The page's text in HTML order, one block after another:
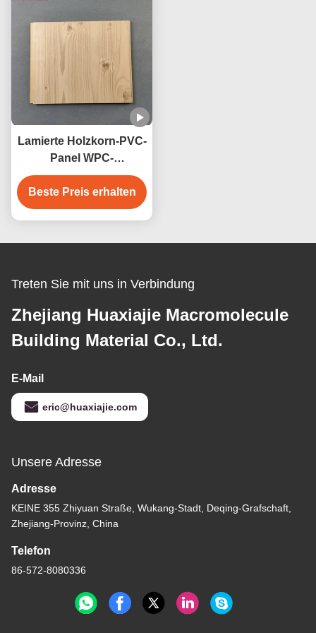
Lamierte Holzkorn-PVC-
Panel WPC-
Wandplatten
Innenausstattung
Beste Preis erhalten
Treten Sie mit uns in Verbindung
Zhejiang Huaxiajie Macromolecule
Building Material Co., Ltd.
E-Mail
eric@huaxiajie.com
Unsere Adresse
Adresse
KEINE 355 Zhiyuan Straße, Wukang-Stadt, Deqing-Grafschaft,
Zhejiang-Provinz, China
Telefon
86-572-8080336